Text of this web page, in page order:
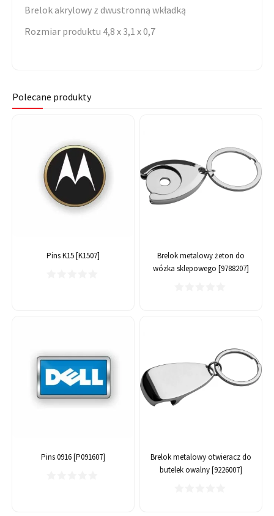
Brelok akrylowy z dwustronną wkładką
Rozmiar produktu 4,8 x 3,1 x 0,7
Polecane produkty
Pins K15 [K1507]
Brelok metalowy żeton do
wózka sklepowego [9788207]
Pins 0916 [P091607]
Brelok metalowy otwieracz do
butelek owalny [9226007]